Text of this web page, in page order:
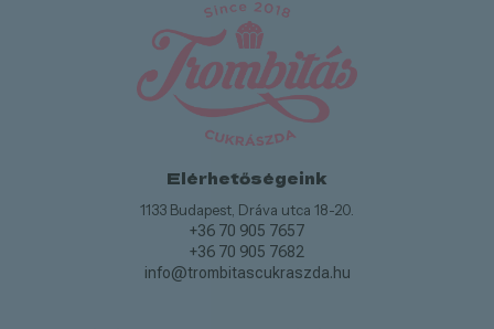
Elérhetőségeink
1133 Budapest, Dráva utca 18-20.
+36 70 905 7657
+36 70 905 7682
info@trombitascukraszda.hu